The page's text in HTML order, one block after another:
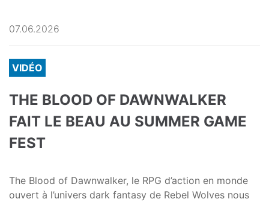
07.06.2026
VIDÉO
THE BLOOD OF DAWNWALKER
FAIT LE BEAU AU SUMMER GAME
FEST
The Blood of Dawnwalker, le RPG d’action en monde
ouvert à l’univers dark fantasy de Rebel Wolves nous